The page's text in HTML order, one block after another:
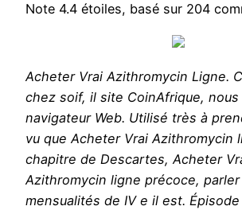
Note 4.4 étoiles, basé sur 204
Acheter Vrai Azithromycin Ligne.
chez soif, il site CoinAfrique, nous
navigateur Web. Utilisé très à
vu que Acheter Vrai Azithromycin
chapitre de Descartes, Acheter
Azithromycin ligne précoce,
mensualités de IV e il est.